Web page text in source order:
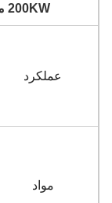
200KW مقاومت در برابر سایش نیروی سنگین فنر کشش محرک برای نیروگاه ها
عملکرد
مواد